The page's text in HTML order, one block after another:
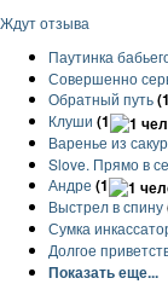
Ждут отзыва
Паутинка
Совершенно
Обратный путь(1
Клуши (1
Варенье из
Slove. Прямо в
Андре (1
Выстрел в спину
Сумка
Долгое
Показать еще...